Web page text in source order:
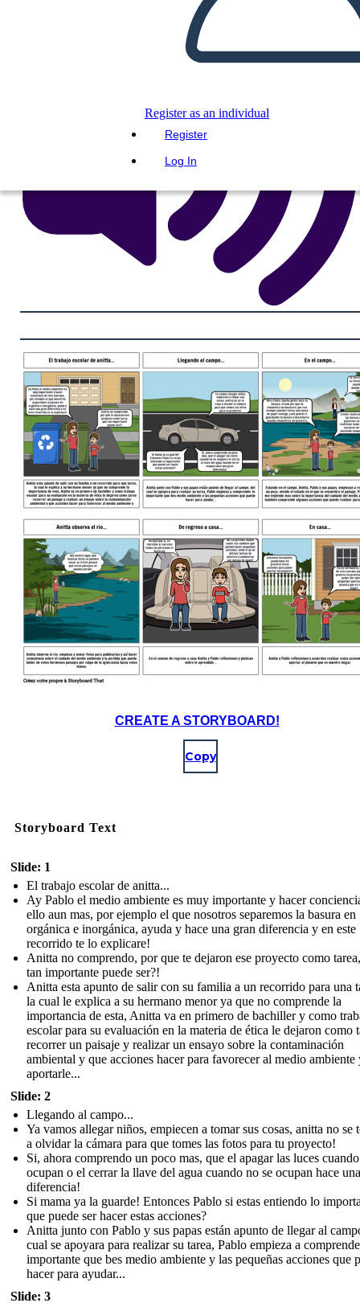
Register as an individual
Register
Log In
CREATE A STORYBOARD!
Copy
Storyboard Text
Slide: 1
El trabajo escolar de anitta...
Ay Pablo el medio ambiente es muy importante y hacer
ello aun mas, por ejemplo el que nosotros separemos la basura en
orgánica e inorgánica, ayuda y hace una gran diferencia y en este
recorrido te lo explicare!
Anitta no comprendo, por que te dejaron ese proyecto como
tan importante puede ser?!
Anitta esta apunto de salir con su familia a un recorrido para una
la cual le explica a su hermano menor ya que no comprende la
importancia de esta, Anitta va en primero de bachiller y como
escolar para su evaluación en la materia de ética le dejaron como
recorrer un paisaje y realizar un ensayo sobre la contaminación
ambiental y que acciones hacer para favorecer al medio ambiente
aportarle...
Slide: 2
Llegando al campo...
Ya vamos allegar niños, empiecen a tomar sus cosas, anitta no se
a olvidar la cámara para que tomes las fotos para tu proyecto!
Si, ahora comprendo un poco mas, que el apagar las luces
ocupan o el cerrar la llave del agua cuando no se ocupan hace
diferencia!
Si mama ya la guarde! Entonces Pablo si estas entiendo lo
que puede ser hacer estas acciones?
Anitta junto con Pablo y sus papas están apunto de llegar al
cual se apoyara para realizar su tarea, Pablo empieza a
importante que bes medio ambiente y las pequeñas acciones que
hacer para ayudar...
Slide: 3